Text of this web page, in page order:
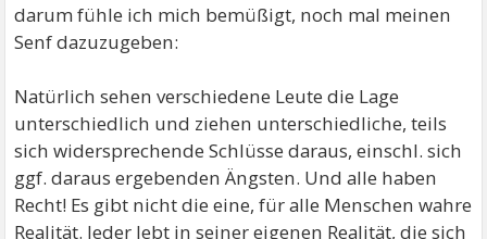
darum fühle ich mich bemüßigt, noch mal meinen
Senf dazuzugeben:
Natürlich sehen verschiedene Leute die Lage
unterschiedlich und ziehen unterschiedliche, teils
sich widersprechende Schlüsse daraus, einschl. sich
ggf. daraus ergebenden Ängsten. Und alle haben
Recht! Es gibt nicht die eine, für alle Menschen wahre
Realität. Jeder lebt in seiner eigenen Realität, die sich